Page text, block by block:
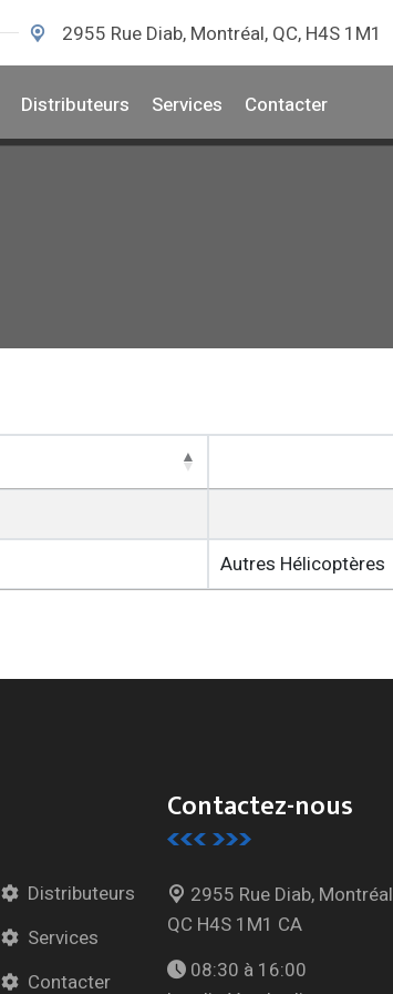
2955 Rue Diab, Montréal, QC, H4S 1M1
Distributeurs Services Contacter
Autres Hélicoptères
Distributeurs
Services
Contacter
Contactez-nous
2955 Rue Diab, Montréal
QC H4S 1M1 CA
08:30 à 16:00